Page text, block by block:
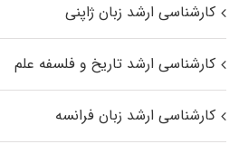
کارشناسی ارشد زبان ژاپنی
کارشناسی ارشد تاریخ و فلسفه علم
کارشناسی ارشد زبان فرانسه